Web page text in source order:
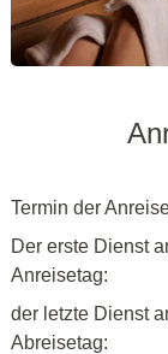
Termin der
Der erste Dienst
Anreisetag:
der letzte Dienst
Abreisetag: